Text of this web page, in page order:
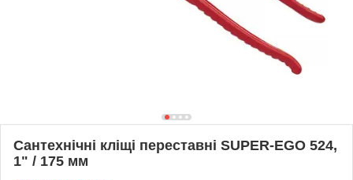
Сантехнічні кліщі переставні SUPER-EGO 524,
1" / 175 мм